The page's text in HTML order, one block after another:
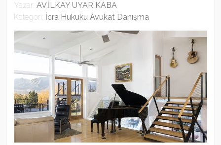
Yazar: AV.İLKAY UYAR KABA
Kategori: İcra Hukuku Avukat Danışma